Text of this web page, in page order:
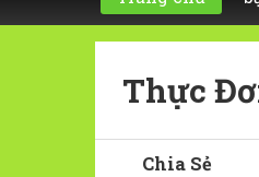
Thực
Chia Sẻ